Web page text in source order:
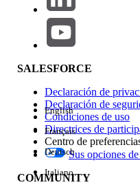
Repercusión de función
Edición
SALESFORCE
Declaración de
Declaración de
Condiciones de uso
Directrices de
Centro de
Sus opciones
COMMUNITY
English
Français
Deutsch
Italiano